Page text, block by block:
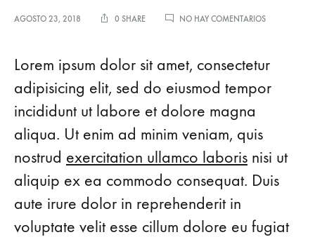
AGOSTO 23, 2018 0 SHARE NO HAY COMENTARIOSEN
IN
STUDIO
Lorem ipsum dolor sit amet, consectetur
adipisicing elit, sed do eiusmod tempor
incididunt ut labore et dolore magna
aliqua. Ut enim ad minim veniam, quis
nostrud exercitation ullamco laboris nisi ut
aliquip ex ea commodo consequat. Duis
aute irure dolor in reprehenderit in
voluptate velit esse cillum dolore eu fugiat